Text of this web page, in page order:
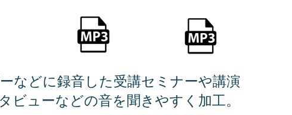
などに録音した受講セミナーや講演
ビューなどの音を聞きやすく加工。